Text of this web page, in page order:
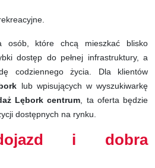
osób, które chcą mieszkać blisko
dostęp do pełnej infrastruktury, a
codziennego życia. Dla klientów
lub wpisujących w wyszukiwarkę
Lębork centrum , ta oferta będzie
dostępnych na rynku.
i dobra